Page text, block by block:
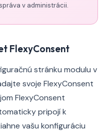
v administrácii.
FlexyConsent
stránku modulu v
svoje FlexyConsent
FlexyConsent
pripojí k
vašu konfiguráciu